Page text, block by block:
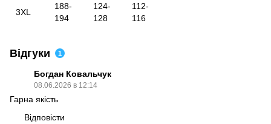
3XL
188-
194
124-
128
112-
116
Відгуки 1
Богдан Ковальчук
08.06.2026 в 12:14
Гарна якість
Відповісти